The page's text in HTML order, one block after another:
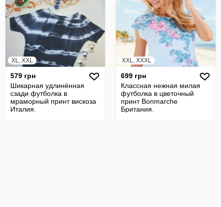
XL, XXL
579 грн
Шикарная удлинённая
сзади футболка в
мраморный принт вискоза
Италия.
XXL, XXXL
699 грн
Классная нежная милая
футболка в цветочный
принт Bonmarche
Британия.